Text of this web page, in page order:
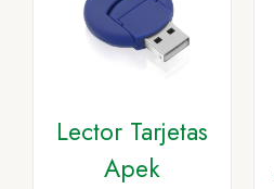
Lector Tarjetas
Apek